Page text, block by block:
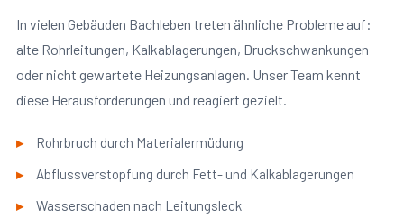
In vielen Gebäuden Bachleben treten ähnliche Probleme auf:
alte Rohrleitungen, Kalkablagerungen, Druckschwankungen
oder nicht gewartete Heizungsanlagen. Unser Team kennt
diese Herausforderungen und reagiert gezielt.
Rohrbruch durch Materialermüdung
Abflussverstopfung durch Fett- und Kalkablagerungen
Wasserschaden nach Leitungsleck